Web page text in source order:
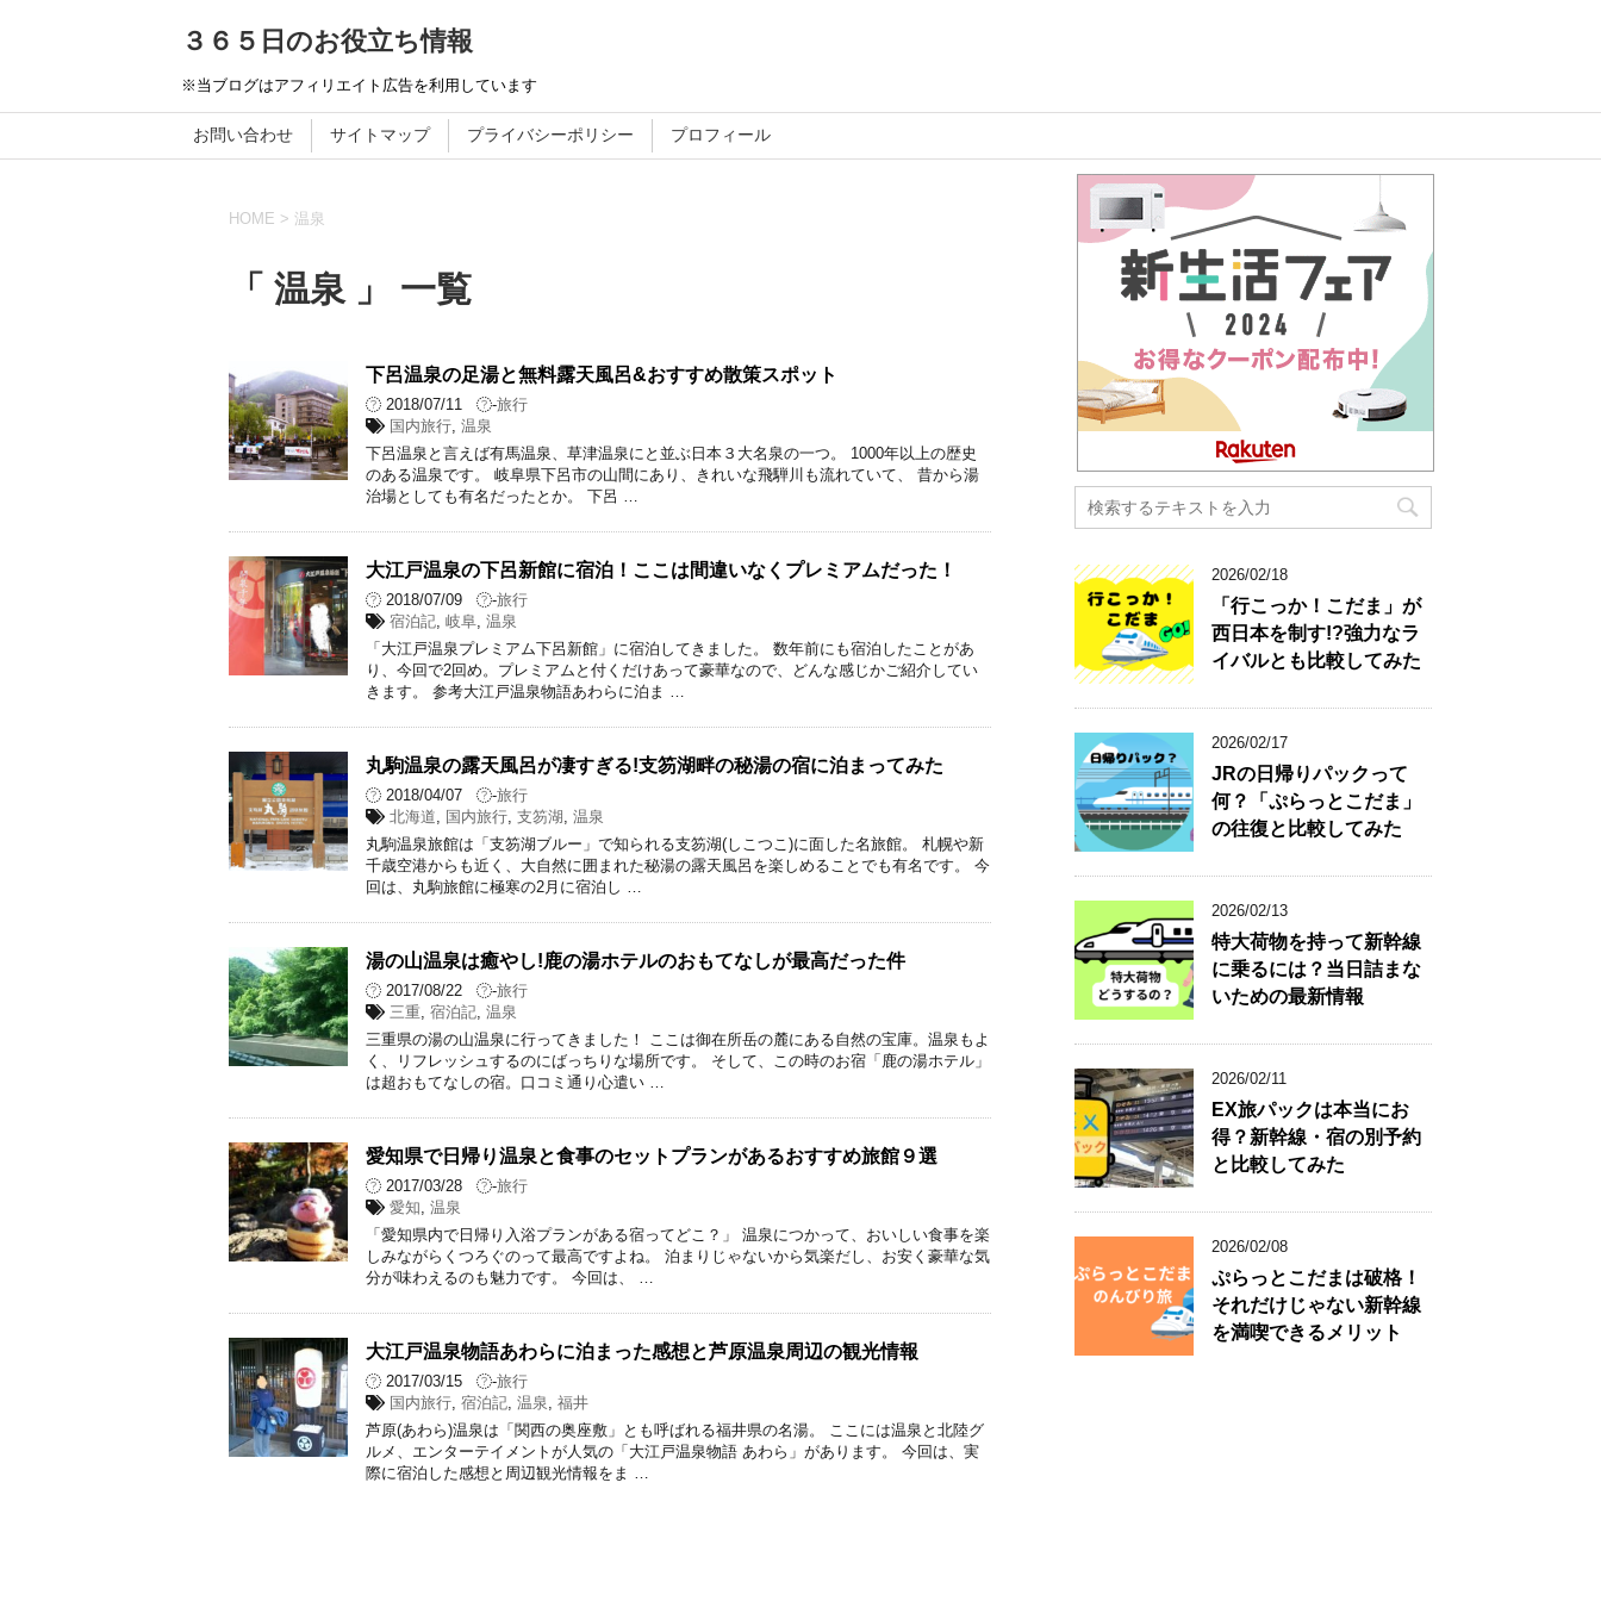
３６５日のお役立ち情報
※当ブログはアフィリエイト広告を利用しています
お問い合わせ サイトマップ プライバシーポリシー プロフィール
HOME > 温泉
「 温泉 」 一覧
下呂温泉の足湯と無料露天風呂&おすすめ散策スポット
2018/07/11 -旅行
国内旅行,温泉
下呂温泉と言えば有馬温泉、草津温泉にと並ぶ日本３大名泉の一つ。 1000年以上の歴史
のある温泉です。 岐阜県下呂市の山間にあり、きれいな飛騨川も流れていて、 昔から湯
治場としても有名だったとか。 下呂 …
大江戸温泉の下呂新館に宿泊！ここは間違いなくプレミアムだった！
2018/07/09 -旅行
宿泊記,岐阜,温泉
「大江戸温泉プレミアム下呂新館」に宿泊してきました。 数年前にも宿泊したことがあ
り、今回で2回め。プレミアムと付くだけあって豪華なので、どんな感じかご紹介してい
きます。 参考大江戸温泉物語あわらに泊ま …
丸駒温泉の露天風呂が凄すぎる!支笏湖畔の秘湯の宿に泊まってみた
2018/04/07 -旅行
北海道, 国内旅行,支笏湖 ,温泉
丸駒温泉旅館は「支笏湖ブルー」で知られる支笏湖(しこつこ)に面した名旅館。 札幌や新
千歳空港からも近く、大自然に囲まれた秘湯の露天風呂を楽しめることでも有名です。 今
回は、丸駒旅館に極寒の2月に宿泊し …
湯の山温泉は癒やし!鹿の湯ホテルのおもてなしが最高だった件
2017/08/22 -旅行
三重,宿泊記,温泉
三重県の湯の山温泉に行ってきました！ ここは御在所岳の麓にある自然の宝庫。温泉もよ
く、リフレッシュするのにばっちりな場所です。 そして、この時のお宿「鹿の湯ホテル」
は超おもてなしの宿。口コミ通り心遣い …
愛知県で日帰り温泉と食事のセットプランがあるおすすめ旅館９選
2017/03/28 -旅行
愛知,温泉
「愛知県内で日帰り入浴プランがある宿ってどこ？」 温泉につかって、おいしい食事を楽
しみながらくつろぐのって最高ですよね。 泊まりじゃないから気楽だし、お安く豪華な気
分が味わえるのも魅力です。 今回は、 …
大江戸温泉物語あわらに泊まった感想と芦原温泉周辺の観光情報
2017/03/15 -旅行
国内旅行,宿泊記,温泉,福井
芦原(あわら)温泉は「関西の奥座敷」とも呼ばれる福井県の名湯。 ここには温泉と北陸グ
ルメ、エンターテイメントが人気の「大江戸温泉物語 あわら」があります。 今回は、実
際に宿泊した感想と周辺観光情報をま …
2026/02/18
「行こっか！こだま」が
西日本を制す!?強力なラ
イバルとも比較してみた
2026/02/17
JRの日帰りパックって
何？「ぷらっとこだま」
の往復と比較してみた
2026/02/13
特大荷物を持って新幹線
に乗るには？当日詰まな
いための最新情報
2026/02/11
EX旅パックは本当にお
得？新幹線・宿の別予約
と比較してみた
2026/02/08
ぷらっとこだまは破格！
それだけじゃない新幹線
を満喫できるメリット